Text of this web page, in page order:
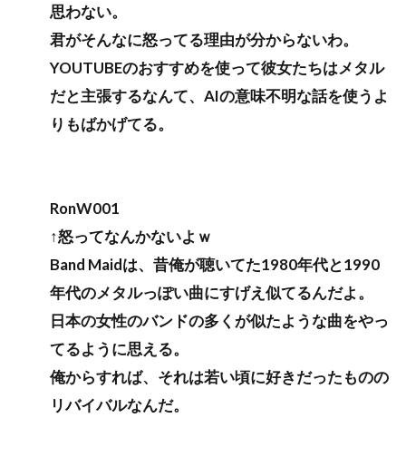
思わない。
君がそんなに怒ってる理由が分からないわ。
YOUTUBEのおすすめを使って彼女たちはメタル
だと主張するなんて、AIの意味不明な話を使うよ
りもばかげてる。
RonW001
↑怒ってなんかないよｗ
Band Maidは、昔俺が聴いてた1980年代と1990
年代のメタルっぽい曲にすげえ似てるんだよ。
日本の女性のバンドの多くが似たような曲をやっ
てるように思える。
俺からすれば、それは若い頃に好きだったものの
リバイバルなんだ。